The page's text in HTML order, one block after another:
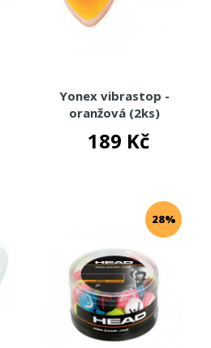
Yonex vibrastop -
oranžová (2ks)
189 Kč
28%